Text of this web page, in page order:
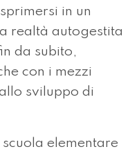
in un
realtà autogestita
da subito,
con i mezzi
sviluppo di
scuola elementare